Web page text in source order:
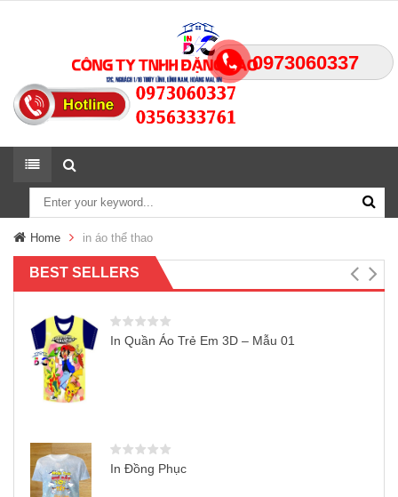
0973060337
Home in áo thể thao
BEST SELLERS
In Quần Áo Trẻ Em 3D – Mẫu 01
In Đồng Phục